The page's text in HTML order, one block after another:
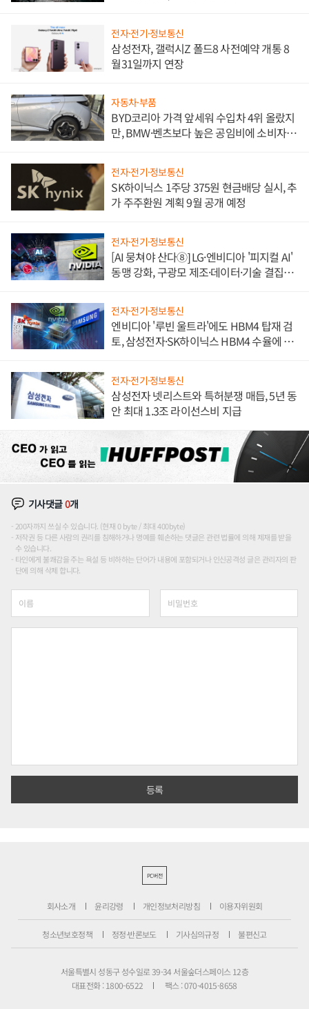
전자·전기·정보통신
삼성전자, 갤럭시Z 폴드8 사전예약 개통 8
월31일까지 연장
자동차·부품
BYD코리아 가격 앞세워 수입차 4위 올랐지
만, BMW·벤츠보다 높은 공임비에 소비자
전자·전기·정보통신
SK하이닉스 1주당 375원 현금배당 실시, 추
가 주주환원 계획 9월 공개 예정
전자·전기·정보통신
[AI 뭉쳐야 산다⑧] LG·엔비디아 '피지컬 AI'
동맹 강화, 구광모 제조·데이터·기술 결집
전자·전기·정보통신
엔비디아 '루빈 울트라'에도 HBM4 탑재 검
토, 삼성전자·SK하이닉스 HBM4 수율에 주
전자·전기·정보통신
삼성전자 넷리스트와 특허분쟁 매듭, 5년 동
안 최대 1.3조 라이선스비 지급
기사댓글0개
200자까지 쓰실 수 있습니다. (현재 0 byte / 최대 400byte)
저작권 등 다른 사람의 권리를 침해하거나 명예를 훼손하는 댓글은 관련 법률에 의해 제재를 받을
수 있습니다.
타인에게 불쾌감을 주는 욕설 등 비하하는 단어가 내용에 포함되거나 인신공격성 글은 관리자의 판
단에 의해 삭제 합니다.
PC버전
회사소개 윤리강령 개인정보처리방침 이용자위원회
청소년보호정책 정정·반론보도 기사심의규정 불편신고
서울특별시 성동구 성수일로 39-34 서울숲더스페이스 12층
대표전화 : 1800-6522
팩스 : 070-4015-8658